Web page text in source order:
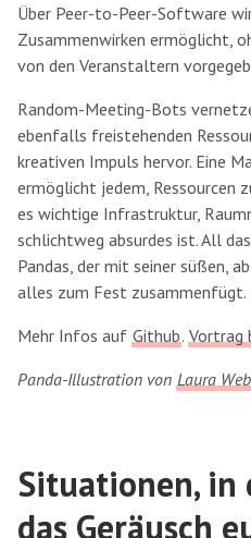
Über Peer-to-Peer-Software
Zusammenwirken ermöglicht,
von den Veranstaltern
Random-Meeting-Bots
ebenfalls freistehenden
kreativen Impuls hervor. Eine
ermöglicht jedem, Ressourcen
es wichtige Infrastruktur,
schlichtweg absurdes ist. All
Pandas, der mit seiner süßen,
alles zum Fest zusammenfügt.
Mehr Infos auf Github. Vortrag
Panda-Illustration von Laura
Situationen, in
das Geräusch